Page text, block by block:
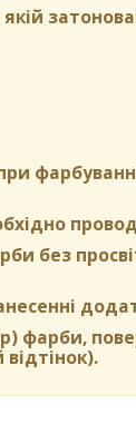
без
фарби,